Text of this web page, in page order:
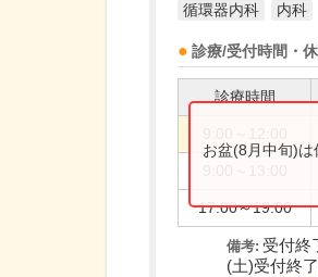
循環器内科 内科
診療/受付時間・
診療時間
17:00～19:00
お盆(8月中旬)は
備考: 受付終
(土)受付終